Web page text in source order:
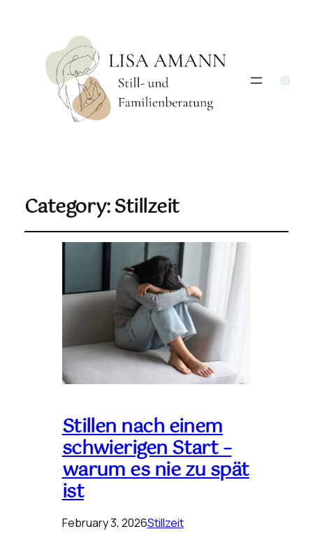
Category:Stillzeit
Stillen nach einem
schwierigen Start –
warum es nie zu spät
ist
February 3, 2026Stillzeit